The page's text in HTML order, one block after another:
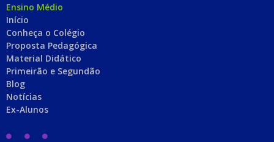
Ensino Médio
Início
Conheça o Colégio
Proposta Pedagógica
Material Didático
Primeirão e Segundão
Blog
Notícias
Ex-Alunos